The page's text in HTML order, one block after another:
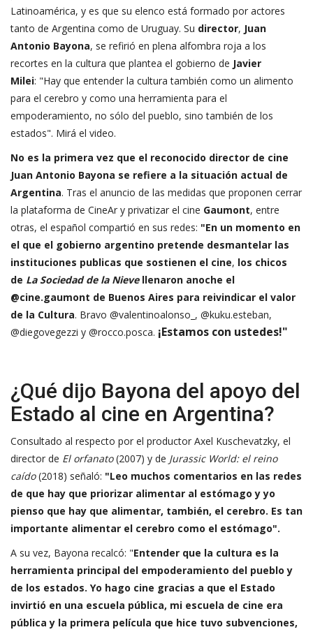
Latinoamérica, y es que su elenco está formado por actores
tanto de Argentina como de Uruguay. Su director, Juan
Antonio Bayona, se refirió en plena alfombra roja a los
recortes en la cultura que plantea el gobierno de Javier
Milei: "Hay que entender la cultura también como un alimento
para el cerebro y como una herramienta para el
empoderamiento, no sólo del pueblo, sino también de los
estados". Mirá el video.
No es la primera vez que el reconocido director de cine
Juan Antonio Bayona se refiere a la situación actual de
Argentina. Tras el anuncio de las medidas que proponen cerrar
la plataforma de CineAr y privatizar el cine Gaumont, entre
otras, el español compartió en sus redes: "En un momento en
el que el gobierno argentino pretende desmantelar las
instituciones publicas que sostienen el cine, los chicos
de La Sociedad de la Nieve llenaron anoche el
@cine.gaumont de Buenos Aires para reivindicar el valor
de la Cultura. Bravo @valentinoalonso_, @kuku.esteban,
@diegovegezzi y @rocco.posca. ¡Estamos con ustedes!"
¿Qué dijo Bayona del apoyo del
Estado al cine en Argentina?
Consultado al respecto por el productor Axel Kuschevatzky, el
director de El orfanato(2007) y de Jurassic World: el reino
caído(2018) señaló: "Leo muchos comentarios en las redes
de que hay que priorizar alimentar al estómago y yo
pienso que hay que alimentar, también, el cerebro. Es tan
importante alimentar el cerebro como el estómago".
A su vez, Bayona recalcó: "Entender que la cultura es la
herramienta principal del empoderamiento del pueblo y
de los estados. Yo hago cine gracias a que el Estado
invirtió en una escuela pública, mi escuela de cine era
pública y la primera película que hice tuvo subvenciones,